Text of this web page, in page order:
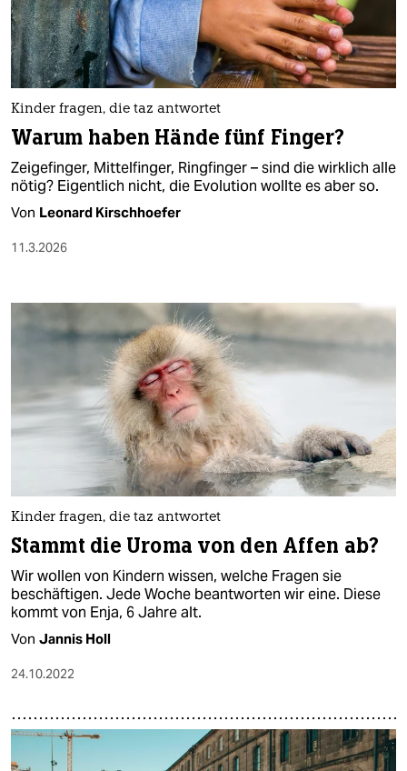
nord
wahrheit
verlag
verlag
veranstaltungen
unterstützen
genossenschaft
epaper login
Kinder fragen, die taz antwortet
Warum haben Hände fünf Finger?
Zeigefinger, Mittelfinger, Ringfinger – sind die wirklich alle
nötig? Eigentlich nicht, die Evolution wollte es aber so.
Von Leonard Kirschhoefer
11.3.2026
Kinder fragen, die taz antwortet
Stammt die Uroma von den Affen ab?
Wir wollen von Kindern wissen, welche Fragen sie
beschäftigen. Jede Woche beantworten wir eine. Diese
kommt von Enja, 6 Jahre alt.
Von Jannis Holl
24.10.2022